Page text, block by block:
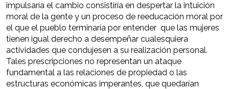
impulsaría el cambio consistiría en despertar la intuición
moral de la gente y un proceso de reeducación moral por
el que el pueblo terminaría por entender que las mujeres
tienen igual derecho a desempeñar cualesquiera
actividades que condujesen a su realización personal.
Tales prescripciones no representan un ataque
fundamental a las relaciones de propiedad o las
estructuras económicas imperantes, que quedarían